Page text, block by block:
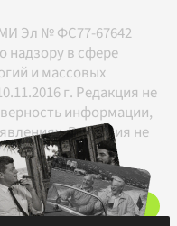
Эл № ФС77-67642
надзору в сфере
и массовых
г. Редакция не
информации,
Редакция не
с